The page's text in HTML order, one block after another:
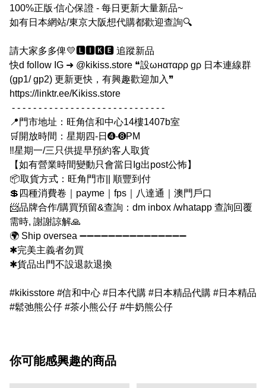
100%正版·信心保證 - 每日更新大量新品~
如有日本網站/東京大阪想代購都歡迎查詢🔍
請大家多多俾💛🅻🅸🅺🅴 追蹤新品
快d follow IG ➜ @kikiss.store ❝設ωнαтαρρ gρ 日本連線群
(gp1/ gp2) 更新更快，有興趣歡迎加入❞
https://linktr.ee/Kikiss.store
- - - - - - - - - - - - - - - - - - - - - - - - - - - - -
📍門市地址：旺角信和中心14樓1407b室
🛒開放時間：星期四-日➍-➑PM
‼️星期一/三只供提早預約客人取貨
【如有營業時間變動只會當日Ig出post公怖】
📦取貨方式：旺角門市|| 順豐到付
💲四種消費卷｜payme｜fps｜八達通｜澳門戶口
📨品牌合作/購買預留&查詢：dm inbox /whatapp 查詢回覆
需時, 謝謝諒解🙏
🌍 Ship oversea ➖➖➖➖➖➖➖➖➖➖➖➖➖➖➖
✱完美主義者勿買
✱貨品出門不設退款退換
#kikisstore #信和中心 #日本代購 #日本精品代購 #日本精品
#鬆弛熊公仔 #茶小熊公仔 #牛奶熊公仔
你可能感興趣的商品